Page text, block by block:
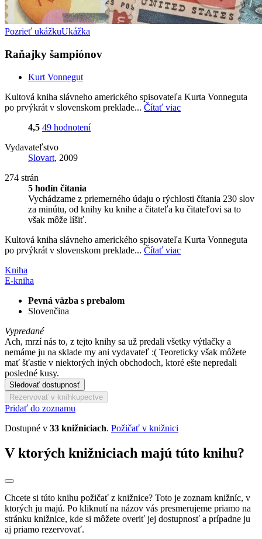
Pozrieť ukážkuUkážka
Raňajky šampiónov
Kurt Vonnegut
Kultová kniha slávneho amerického spisovateľa Kurta Vonneguta
po prvýkrát v slovenskom preklade... Čítať viac
4,5 49 hodnotení
Vydavateľstvo
Slovart, 2009
274 strán
5 hodín čítania
Vychádzame z priemerného údaju o rýchlosti čítania 230 slov
za minútu, od knihy ku knihe a čitateľa ku čitateľovi sa to
však môže líšiť.
Kultová kniha slávneho amerického spisovateľa Kurta Vonneguta
po prvýkrát v slovenskom preklade... Čítať viac
Kniha
E-kniha
Pevná väzba s prebalom
Slovenčina
Vypredané
Ach, mrzí nás to, z tejto knihy sa už predali všetky výtlačky a
nemáme ju na sklade my ani vydavateľ :( Teoreticky však môžete
mať šťastie v niektorých iných obchodoch, ktoré ešte nepredali
posledné kusy.
Sledovať dostupnosť
Rezervovať v kníhkupectve
Pridať do zoznamu
Dostupné v 33 knižniciach. Požičať v knižnici
V ktorých knižniciach majú túto knihu?
Chcete si túto knihu požičať z knižnice? Toto je zoznam knižníc, v
ktorých ju majú. Po kliknutí na názov vás presmerujeme priamo na
stránku knižnice, kde si môžete overiť jej dostupnosť a prípadne ju
aj priamo rezervovať.